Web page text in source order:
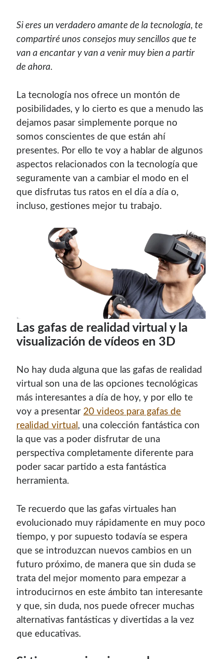
Si eres un verdadero amante de la tecnología, te
compartiré unos consejos muy sencillos que te
van a encantar y van a venir muy bien a partir
de ahora.
La tecnología nos ofrece un montón de
posibilidades, y lo cierto es que a menudo las
dejamos pasar simplemente porque no
somos conscientes de que están ahí
presentes. Por ello te voy a hablar de algunos
aspectos relacionados con la tecnología que
seguramente van a cambiar el modo en el
que disfrutas tus ratos en el día a día o,
incluso, gestiones mejor tu trabajo.
Las gafas de realidad virtual y la
visualización de vídeos en 3D
No hay duda alguna que las gafas de realidad
virtual son una de las opciones tecnológicas
más interesantes a día de hoy, y por ello te
voy a presentar 20 videos para gafas de
realidad virtual , una colección fantástica con
la que vas a poder disfrutar de una
perspectiva completamente diferente para
poder sacar partido a esta fantástica
herramienta.
Te recuerdo que las gafas virtuales han
evolucionado muy rápidamente en muy poco
tiempo, y por supuesto todavía se espera
que se introduzcan nuevos cambios en un
futuro próximo, de manera que sin duda se
trata del mejor momento para empezar a
introducirnos en este ámbito tan interesante
y que, sin duda, nos puede ofrecer muchas
alternativas fantásticas y divertidas a la vez
que educativas.